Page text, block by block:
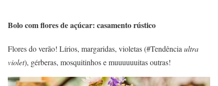
Bolo com flores de açúcar: casamento rústico
Flores do verão! Lírios, margaridas, violetas (#Tendência ultra
violet), gérberas, mosquitinhos e muuuuuuitas outras!